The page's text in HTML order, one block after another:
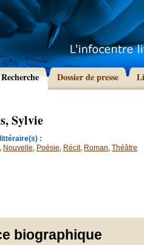
Recherche Dossier de presse
Sylvie
:
, Nouvelle, Poésie, Récit, Roman, Théâtre
biographique